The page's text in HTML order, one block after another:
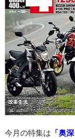
今月の特集は 「奥